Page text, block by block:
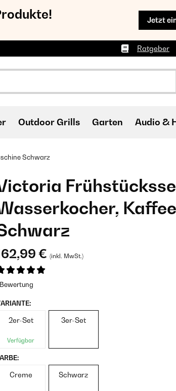
Jetzt
Ratgeber
Outdoor Grills Garten Audio &
Schwarz
€ (inkl. MwSt.)
Bewertung
2er-Set
Verfügbar
3er-Set
Creme Schwarz